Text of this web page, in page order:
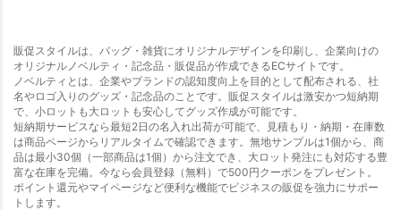
販促スタイルは、バッグ・雑貨にオリジナルデザインを印刷し、企業向けの
オリジナルノベルティ・記念品・販促品が作成できるECサイトです。
ノベルティとは、企業やブランドの認知度向上を目的として配布される、社
名やロゴ入りのグッズ・記念品のことです。販促スタイルは激安かつ短納期
で、小ロットも大ロットも安心してグッズ作成が可能です。
短納期サービスなら最短2日の名入れ出荷が可能で、見積もり・納期・在庫数
は商品ページからリアルタイムで確認できます。無地サンプルは1個から、商
品は最小30個（一部商品は1個）から注文でき、大ロット発注にも対応する豊
富な在庫を完備。今なら会員登録（無料）で500円クーポンをプレゼント。
ポイント還元やマイページなど便利な機能でビジネスの販促を強力にサポー
トします。